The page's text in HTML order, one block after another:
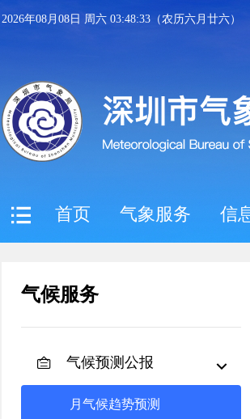
2026年08月08日 周六 03:48:34（农历六月廿六）
首页 气象服务 信
气候服务
气候预测公报
月气候趋势预测